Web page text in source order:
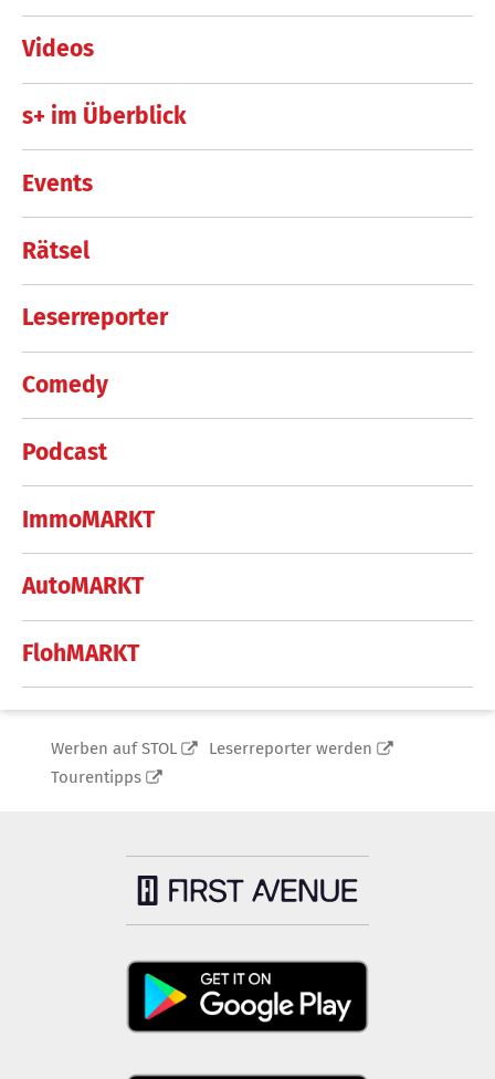
Videos
s+ im Überblick
Events
Rätsel
Leserreporter
Comedy
Podcast
ImmoMARKT
AutoMARKT
FlohMARKT
Werben auf STOL
Leserreporter werden
Tourentipps